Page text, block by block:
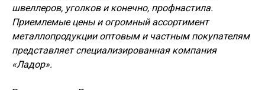
швеллеров, уголков и конечно, профнастила.
Приемлемые цены и огромный ассортимент
металлопродукции оптовым и частным покупателям
представляет специализированная компания
«Ладор».